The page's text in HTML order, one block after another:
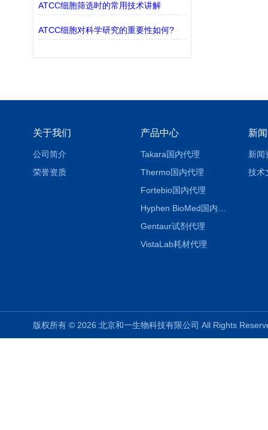
ATCC细胞筛选时的常用技术讲解
ATCC细胞对科学研究的重要性如何?
关于我们
公司简介
荣誉资质
产品中心
Takara国内代理
Thermo国内代理
Fortebio国内代理
Gentaur试剂代理
VistaLab耗材代理
新
新闻
技术
版权所有 © 2026 北京和一生物科技有限公司 All Rights